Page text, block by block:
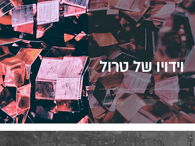
וידויו של טרול